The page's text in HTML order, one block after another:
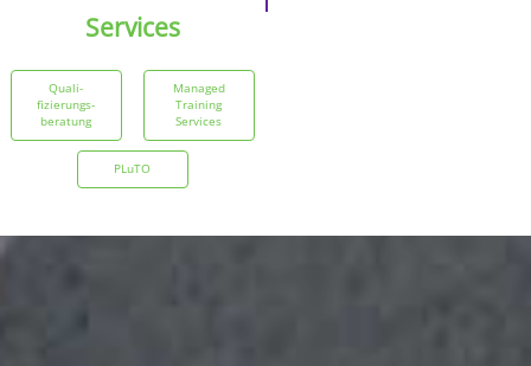
Services
Quali­
fizierungs­
beratung
Managed
Training
Services
PLuTO